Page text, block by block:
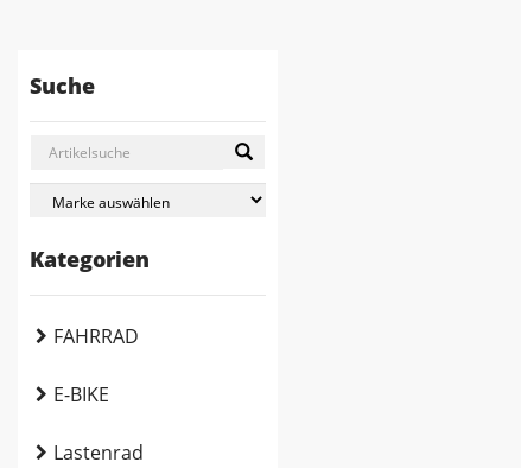
Suche
Kategorien
FAHRRAD
E-BIKE
Lastenrad